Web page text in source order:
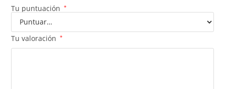
Tu puntuación *
Tu valoración *